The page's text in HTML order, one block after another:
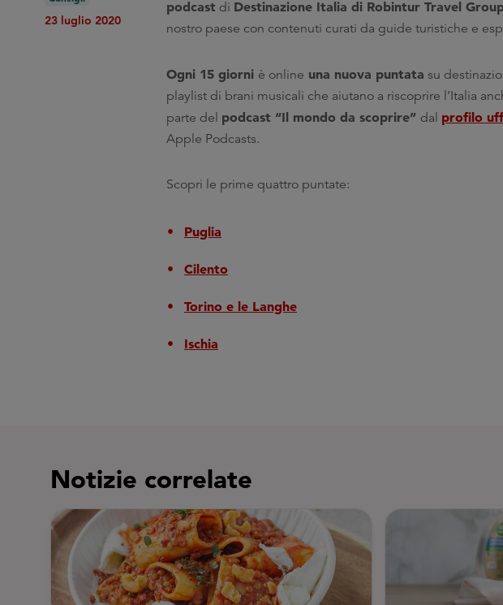
23 luglio 2020
podcast di Destinazione Italia di Robintur Travel
nostro paese con contenuti curati da guide turistiche e
Ogni 15 giorni è online una nuova puntata su
playlist di brani musicali che aiutano a riscoprire l’Italia
parte del podcast “Il mondo da scoprire” dal profilo
Apple Podcasts.
Scopri le prime quattro puntate:
Puglia
Cilento
Torino e le Langhe
Ischia
Notizie correlate